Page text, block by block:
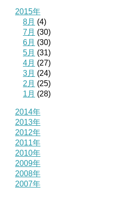
2015年
8月 (4)
7月 (30)
6月 (30)
5月 (31)
4月 (27)
3月 (24)
2月 (25)
1月 (28)
2014年
2013年
2012年
2011年
2010年
2009年
2008年
2007年